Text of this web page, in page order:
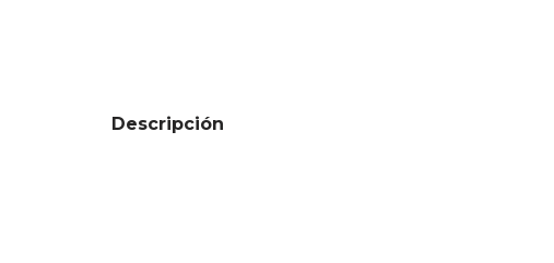
Descripción